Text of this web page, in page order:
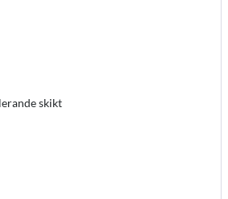
skikt